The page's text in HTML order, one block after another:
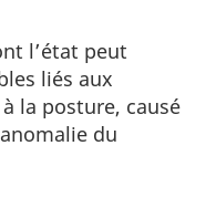
l’état peut
liés aux
la posture, causé
du